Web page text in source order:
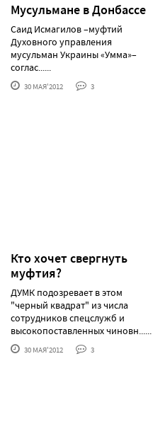
Мусульмане в Донбассе
Саид Исмагилов –муфтий
Духовного управления
мусульман Украины «Умма»–
соглас......
30 МАЯ'2012 3
Кто хочет свергнуть
муфтия?
ДУМК подозревает в этом
"черный квадрат" из числа
сотрудников спецслужб и
высокопоставленных чиновн......
30 МАЯ'2012 3